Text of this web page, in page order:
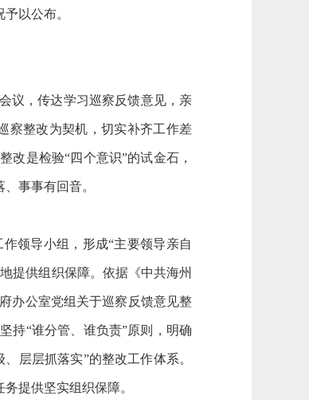
以公布。
议，传达学习巡察反馈意见，亲
察整改为契机，切实补齐工作差
改是检验“四个意识”的试金石，
事事有回音。
作领导小组，形成“主要领导亲自
提供组织保障。依据《中共海州
办公室党组关于巡察反馈意见整
持“谁分管、谁负责”原则，明确
层层抓落实”的整改工作体系。
提供坚实组织保障。